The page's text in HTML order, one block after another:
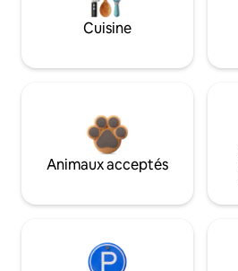
Cuisine
Animaux acceptés